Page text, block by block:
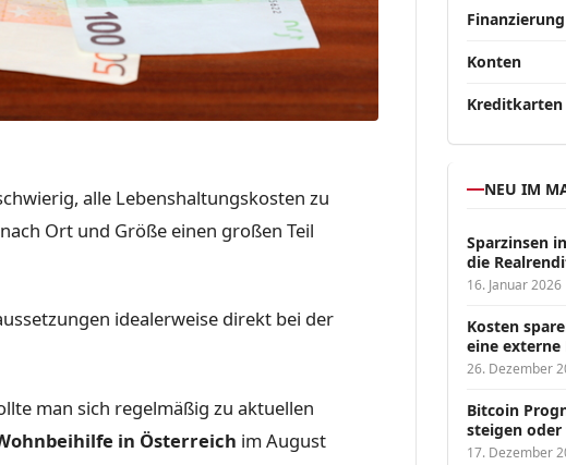
alle Lebenshaltungskosten zu
Ort und Größe einen großen Teil
idealerweise direkt bei der
man sich regelmäßig zu aktuellen
in Österreich im August
Finanzierung
Konten
Kreditkarten
NEU IM
Sparzinsen
die
16. Januar 2026
Kosten
eine externe
26. Dezember
Bitcoin
steigen oder
17. Dezember